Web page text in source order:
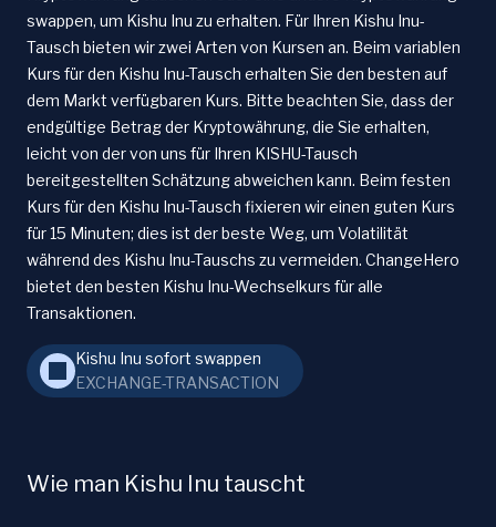
swappen, um Kishu Inu zu erhalten. Für Ihren Kishu Inu-
Tausch bieten wir zwei Arten von Kursen an. Beim variablen
Kurs für den Kishu Inu-Tausch erhalten Sie den besten auf
dem Markt verfügbaren Kurs. Bitte beachten Sie, dass der
endgültige Betrag der Kryptowährung, die Sie erhalten,
leicht von der von uns für Ihren KISHU-Tausch
bereitgestellten Schätzung abweichen kann. Beim festen
Kurs für den Kishu Inu-Tausch fixieren wir einen guten Kurs
für 15 Minuten; dies ist der beste Weg, um Volatilität
während des Kishu Inu-Tauschs zu vermeiden. ChangeHero
bietet den besten Kishu Inu-Wechselkurs für alle
Transaktionen.
Kishu Inu sofort swappen
EXCHANGE-TRANSACTION
Wie man Kishu Inu tauscht